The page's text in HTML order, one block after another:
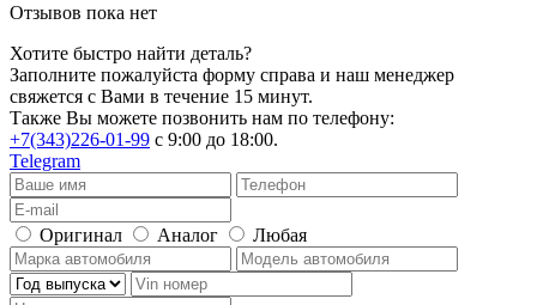
Отзывов пока нет
Хотите быстро найти деталь?
Заполните пожалуйста форму справа и наш менеджер
свяжется с Вами в течение 15 минут.
Также Вы можете позвонить нам по телефону:
+7(343)226-01-99 с 9:00 до 18:00.
Telegram
Оригинал Аналог Любая